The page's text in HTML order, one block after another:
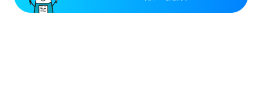
ニキビ・肌荒れ